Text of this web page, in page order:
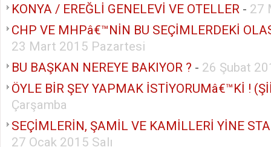
KONYA / EREĞLİ GENELEVİ VE OTELLER - 27
CHP VE MHPâ€™NİN BU SEÇİMLERDEKİ
23 Mart 2015 Pazartesi
BU BAŞKAN NEREYE BAKIYOR ? - 26 Şubat
ÖYLE BİR ŞEY YAPMAK İSTİYORUMâ€™Kİ !
Çarşamba
SEÇİMLERİN, ŞAMİL VE KAMİLLERİ YİNE
27 Ocak 2015 Salı